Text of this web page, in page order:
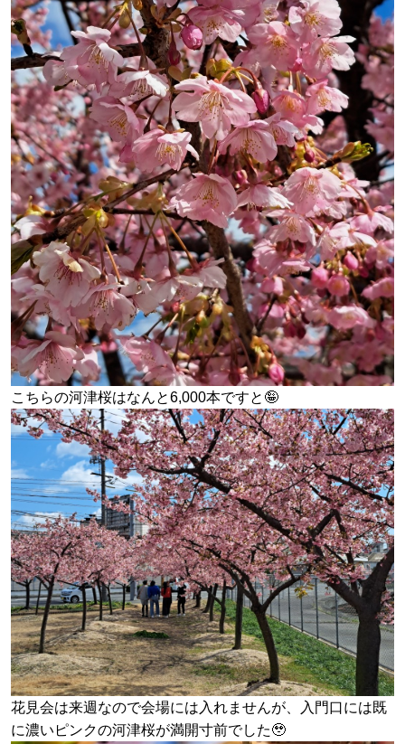
こちらの河津桜はなんと6,000本ですと🤪
花見会は来週なので会場には入れませんが、入門口には既
に濃いピンクの河津桜が満開寸前でした🥹